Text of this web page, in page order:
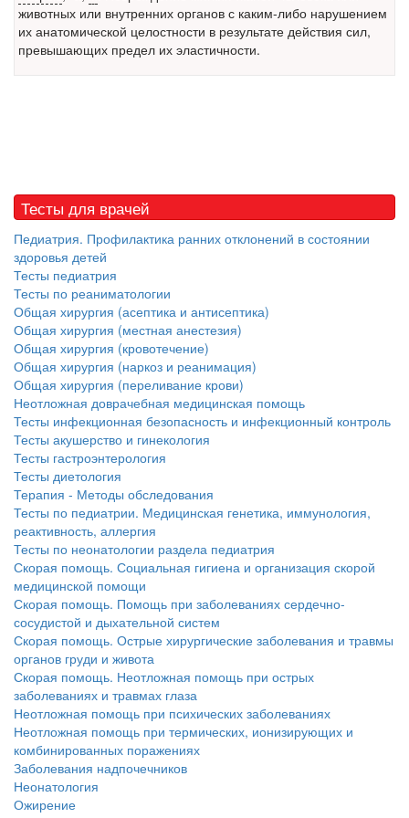
Местная анестезия развивает кардиотоксичность
Федеральная служба по
надзору в сфере
Закон о праве родителей находиться с детьми в
реанимации внесен в Госдуму
палату на
рассмотрение. Суть его
заключается в
нахождении одного из
родителей в
больничной палате
бесплатно, в течении всего срока лечения...
животных или внутренних органов с каким-либо нарушением
их анатомической целостности в результате действия сил,
превышающих предел их эластичности.
Тесты для врачей
Педиатрия. Профилактика ранних отклонений в состоянии
здоровья детей
Тесты педиатрия
Тесты по реаниматологии
Общая хирургия (асептика и антисептика)
Общая хирургия (местная анестезия)
Общая хирургия (кровотечение)
Общая хирургия (наркоз и реанимация)
Общая хирургия (переливание крови)
Неотложная доврачебная медицинская помощь
Тесты инфекционная безопасность и инфекционный контроль
Тесты акушерство и гинекология
Тесты гастроэнтерология
Тесты диетология
Терапия - Методы обследования
Тесты по педиатрии. Медицинская генетика, иммунология,
реактивность, аллергия
Тесты по неонатологии раздела педиатрия
Скорая помощь. Социальная гигиена и организация скорой
медицинской помощи
Скорая помощь. Помощь при заболеваниях сердечно-
сосудистой и дыхательной систем
Скорая помощь. Острые хирургические заболевания и травмы
органов груди и живота
Скорая помощь. Неотложная помощь при острых
заболеваниях и травмах глаза
Неотложная помощь при психических заболеваниях
Неотложная помощь при термических, ионизирующих и
комбинированных поражениях
Заболевания надпочечников
Неонатология
Ожирение